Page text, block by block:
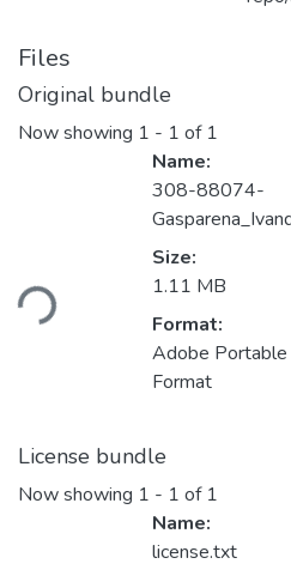
Files
Original bundle
Now showing 1 - 1 of 1
Loading...
Name:
308-88074-
Size:
1.11 MB
Format:
Adobe
Format
License bundle
Now showing 1 - 1 of 1
Name:
license.txt